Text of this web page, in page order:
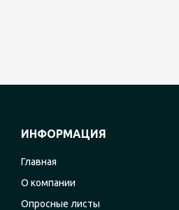
ИНФОРМАЦИЯ
Главная
О компании
Опросные листы